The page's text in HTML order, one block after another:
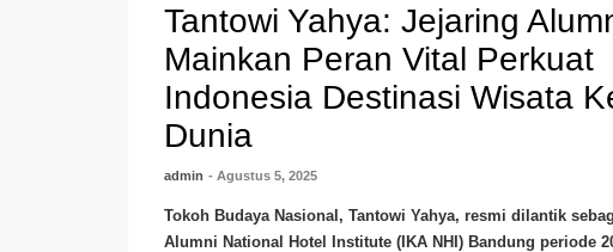
Tantowi Yahya: Jejaring
Mainkan Peran Vital Perkuat
Indonesia Destinasi Wisata
Dunia
admin - Agustus 5, 2025
Tokoh Budaya Nasional, Tantowi Yahya, resmi dilantik
Alumni National Hotel Institute (IKA NHI) Bandung periode